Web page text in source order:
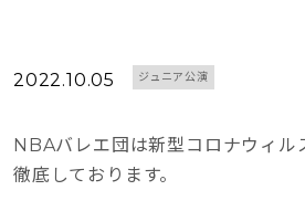
2022.10.05 ジュニア公演
NBAバレエ団は新型コロナウィル
徹底しております。